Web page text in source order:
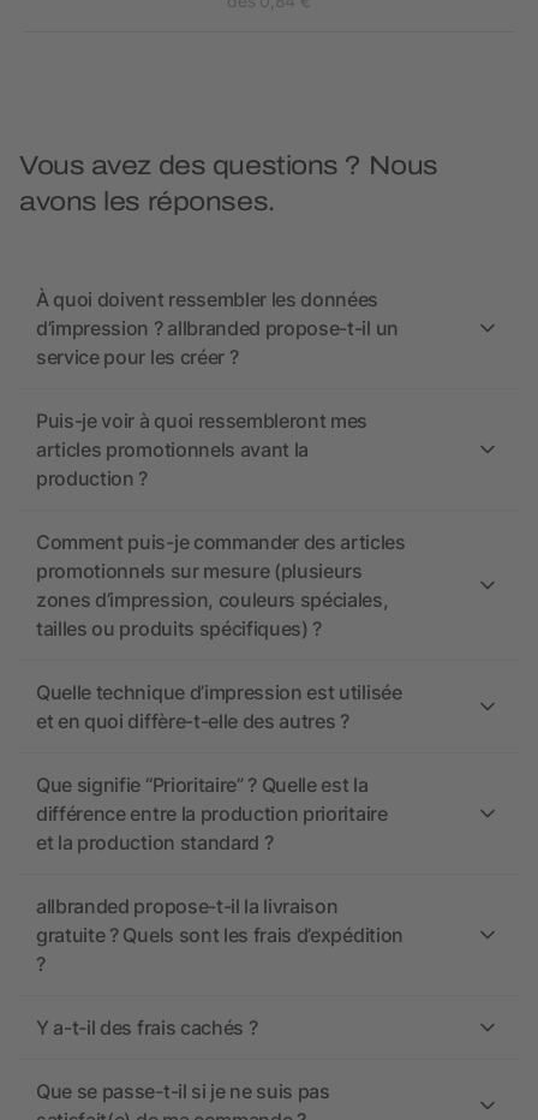
Vous avez des questions ? Nous
avons les réponses.
À quoi doivent ressembler les données
d’impression ? allbranded propose-t-il un
service pour les créer ?
Puis-je voir à quoi ressembleront mes
articles promotionnels avant la
production ?
Comment puis-je commander des articles
promotionnels sur mesure (plusieurs
zones d’impression, couleurs spéciales,
tailles ou produits spécifiques) ?
Quelle technique d’impression est utilisée
et en quoi diffère-t-elle des autres ?
Que signifie “Prioritaire” ? Quelle est la
différence entre la production prioritaire
et la production standard ?
allbranded propose-t-il la livraison
gratuite ? Quels sont les frais d’expédition
?
Y a-t-il des frais cachés ?
Que se passe-t-il si je ne suis pas